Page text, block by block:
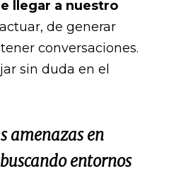
llegar a nuestro
de generar
conversaciones.
sin duda en el
amenazas en
entornos